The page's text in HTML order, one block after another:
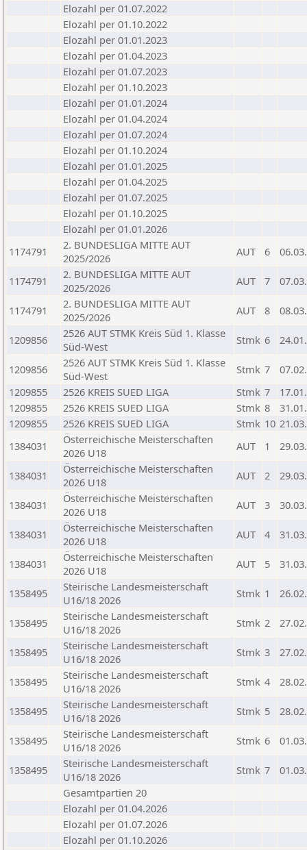
Elozahl per 01.07.2022
Elozahl per 01.10.2022
Elozahl per 01.01.2023
Elozahl per 01.04.2023
Elozahl per 01.07.2023
Elozahl per 01.10.2023
Elozahl per 01.01.2024
Elozahl per 01.04.2024
Elozahl per 01.07.2024
Elozahl per 01.10.2024
Elozahl per 01.01.2025
Elozahl per 01.04.2025
Elozahl per 01.07.2025
Elozahl per 01.10.2025
Elozahl per 01.01.2026
1174791
2. BUNDESLIGA MITTE AUT
2025/2026
AUT 6
1174791
2. BUNDESLIGA MITTE AUT
2025/2026
AUT 7
1174791
2. BUNDESLIGA MITTE AUT
2025/2026
AUT 8
1209856
2526 AUT STMK Kreis Süd 1. Klasse
Süd-West
Stmk 6
1209856
2526 AUT STMK Kreis Süd 1. Klasse
Süd-West
Stmk 7
1209855
2526 KREIS SUED LIGA Stmk 7
1209855
2526 KREIS SUED LIGA Stmk 8
1209855
2526 KREIS SUED LIGA Stmk 10
1384031
Österreichische Meisterschaften
2026 U18
AUT 1
1384031
Österreichische Meisterschaften
2026 U18
AUT 2
1384031
Österreichische Meisterschaften
2026 U18
AUT 3
1384031
Österreichische Meisterschaften
2026 U18
AUT 4
1384031
Österreichische Meisterschaften
2026 U18
AUT 5
1358495
Steirische Landesmeisterschaft
U16/18 2026
Stmk 1
1358495
Steirische Landesmeisterschaft
U16/18 2026
Stmk 2
1358495
Steirische Landesmeisterschaft
U16/18 2026
Stmk 3
1358495
Steirische Landesmeisterschaft
U16/18 2026
Stmk 4
1358495
Steirische Landesmeisterschaft
U16/18 2026
Stmk 5
1358495
Steirische Landesmeisterschaft
U16/18 2026
Stmk 6
1358495
Steirische Landesmeisterschaft
U16/18 2026
Stmk 7
Gesamtpartien 20
Elozahl per 01.04.2026
Elozahl per 01.07.2026
Elozahl per 01.10.2026